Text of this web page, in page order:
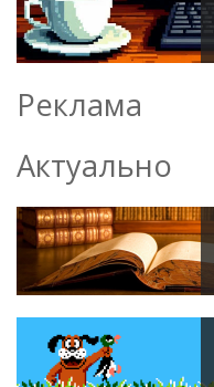
Реклама
Актуально